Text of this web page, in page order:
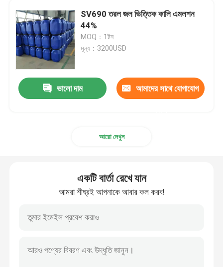
SV690 তরল জল ভিত্তিক কালি এমলশন
44%
MOQ：1টন
মূল্য：3200USD
ভালো দাম আমাদের সাথে যোগাযোগ
আরো দেখুন
একটি বার্তা রেখে যান
আমরা শীঘ্রই আপনাকে আবার কল করব!